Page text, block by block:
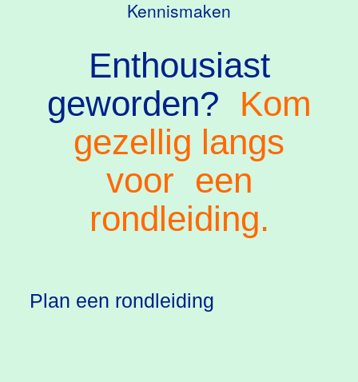
Kennismaken
Enthousiast
geworden? Kom
gezellig langs
voor een
rondleiding.
Plan een rondleiding